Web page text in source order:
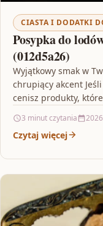
CIASTA I DODATKI
Posypka do
(012d5a26)
Wyjątkowy smak w
chrupiący akcent
cenisz produkty,
3 minut czytania
Czytaj więcej